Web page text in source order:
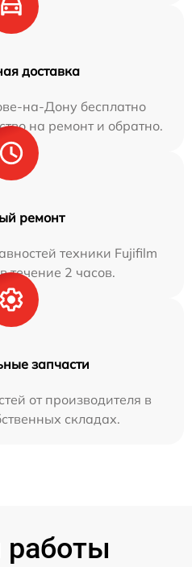
доставка
на-Дону бесплатно
на ремонт и обратно.
ремонт
техники Fujifilm
течение 2 часов.
запчасти
от производителя в
складах.